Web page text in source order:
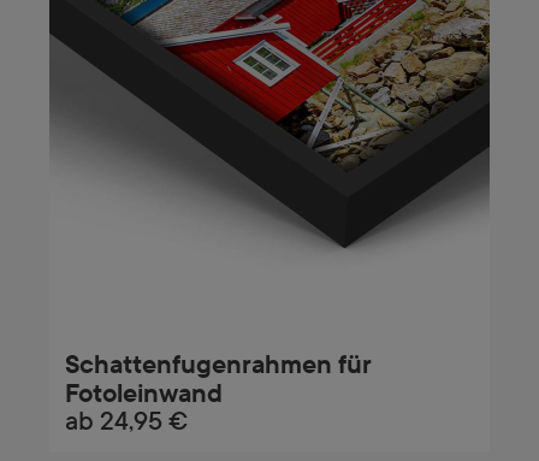
Schattenfugenrahmen für
Fotoleinwand
ab 24,95 €